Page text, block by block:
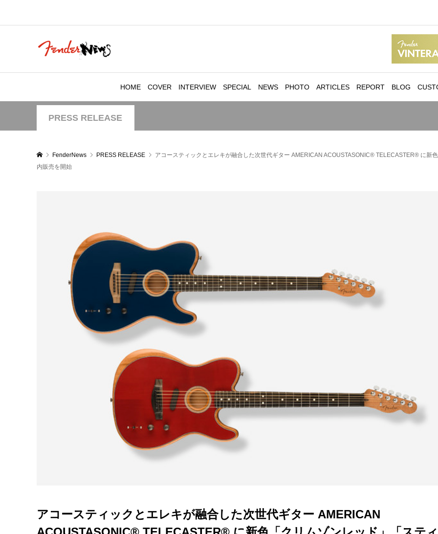
HOME COVER INTERVIEW SPECIAL NEWS PHOTO ARTICLES REPORT BLOG
PRESS RELEASE
FenderNews PRESS RELEASE
アコースティックとエレキが融合した次世代ギター AMERICAN ACOUSTASONIC® TELECASTER® に新
内販売を開始
アコースティックとエレキが融合した次世代ギター AMERICAN